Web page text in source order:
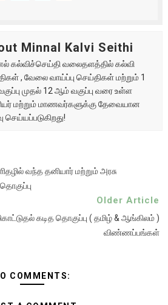
Minnal Kalvi Seithi
கல்விச்செய்தி வலைதளத்தில் கல்வி
, வேலை வாய்ப்பு செய்திகள் மற்றும் 1
முதல் 12 ஆம் வகுப்பு வரை உள்ள
மற்றும் மாணவர்களுக்கு தேவையான
செய்யப்படுகிறது!
வந்த தனியார் மற்றும் அரசு
Older Article
கடித தொகுப்பு ( தமிழ் & ஆங்கிலம் )
விண்ணப்பங்கள்
COMMENTS: